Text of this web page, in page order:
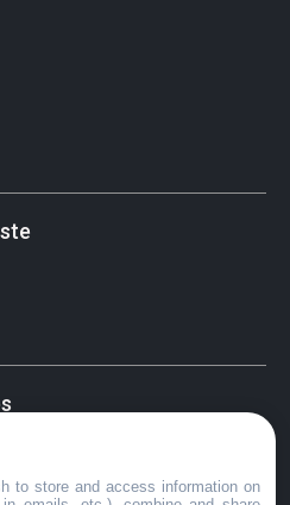
to store and access information on